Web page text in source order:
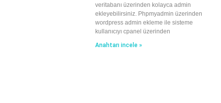
veritabanı üzerinden kolayca admin
ekleyebilirsiniz. Phpmyadmin üzerinden
wordpress admin ekleme ile sisteme
kullanıcıyı cpanel üzerinden
Anahtarı incele »